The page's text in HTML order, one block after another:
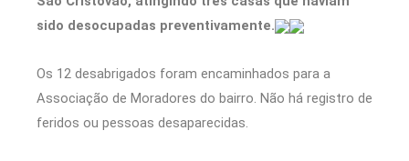
sido desocupadas preventivamente.
Os 12 desabrigados foram encaminhados para a
Associação de Moradores do bairro. Não há registro de
feridos ou pessoas desaparecidas.